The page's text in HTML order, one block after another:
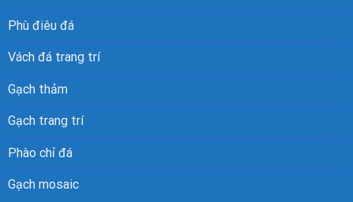
Phù điêu đá
Vách đá trang trí
Gạch thảm
Gạch trang trí
Phào chỉ đá
Gạch mosaic